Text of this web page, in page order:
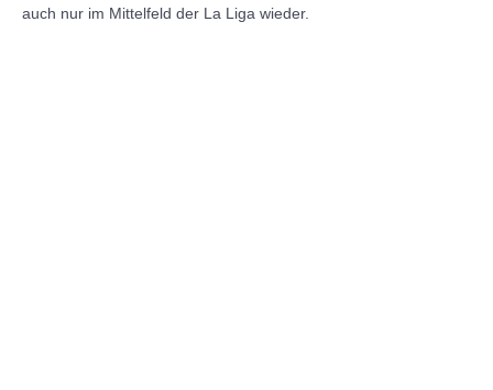
auch nur im Mittelfeld der La Liga wieder.